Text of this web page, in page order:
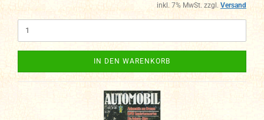
inkl. 7% MwSt. zzgl. Versand
IN DEN WARENKORB